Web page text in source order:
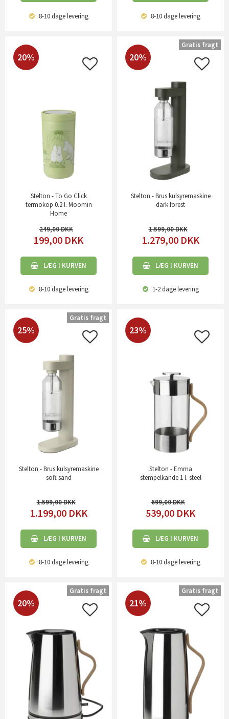
8-10 dagelevering 8-10 dagelevering
20%
Stelton - To Go Click
termokop 0.2 l. Moomin
Home
249,00
199,00 DKK
LÆG I KURVEN
8-10 dagelevering
20%
Stelton - Brus kulsyremaskine
dark forest
1.599,00
1.279,00 DKK
LÆG I KURVEN
1-2 dagelevering
Gratis fragt
25%
Stelton - Brus kulsyremaskine
soft sand
1.599,00
1.199,00 DKK
LÆG I KURVEN
8-10 dagelevering
Gratis fragt
23%
Stelton - Emma
stempelkande 1 l. steel
699,00
539,00 DKK
LÆG I KURVEN
8-10 dagelevering
20%
Gratis fragt
21%
Gratis fragt